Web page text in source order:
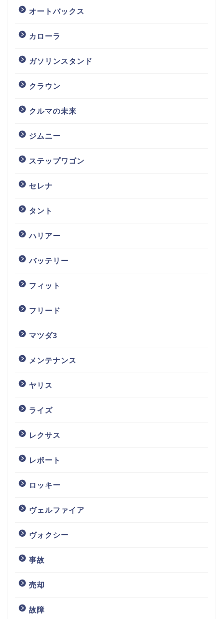
オートバックス
カローラ
ガソリンスタンド
クラウン
クルマの未来
ジムニー
ステップワゴン
セレナ
タント
ハリアー
バッテリー
フィット
フリード
マツダ3
メンテナンス
ヤリス
ライズ
レクサス
レポート
ロッキー
ヴェルファイア
ヴォクシー
事故
売却
故障